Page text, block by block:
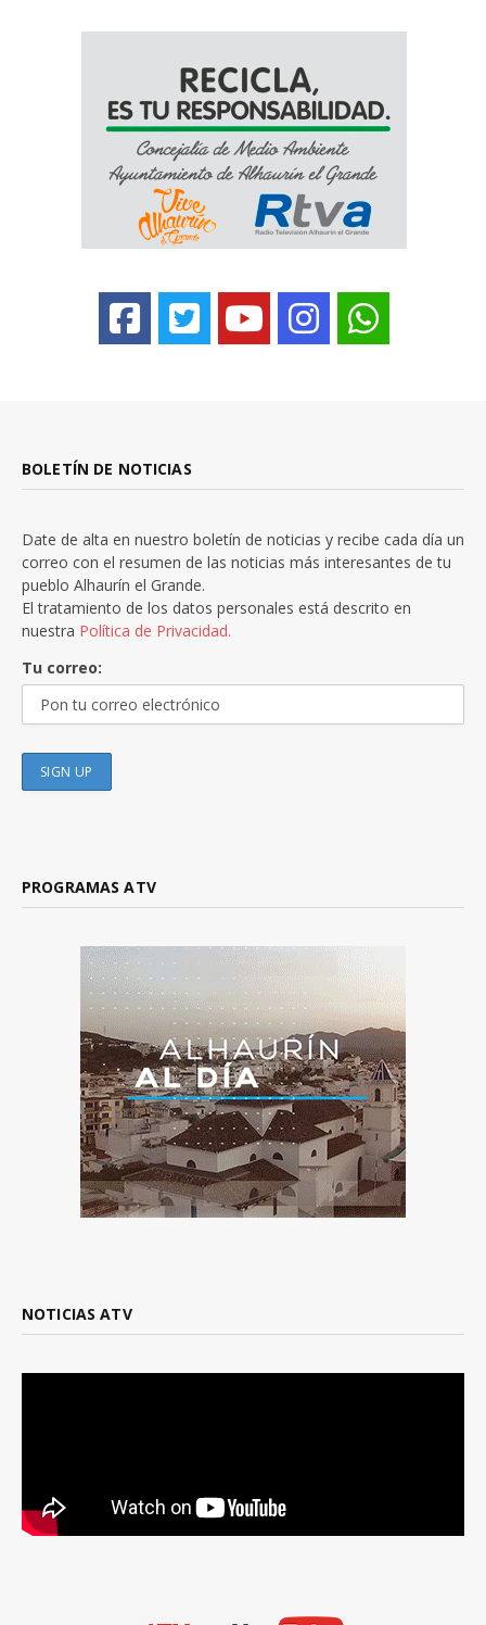
BOLETÍN DE NOTICIAS
Date de alta en nuestro boletín de noticias y recibe cada día un
correo con el resumen de las noticias más interesantes de tu
pueblo Alhaurín el Grande.
El tratamiento de los datos personales está descrito en
nuestra Política de Privacidad.
Tu correo:
PROGRAMAS ATV
NOTICIAS ATV